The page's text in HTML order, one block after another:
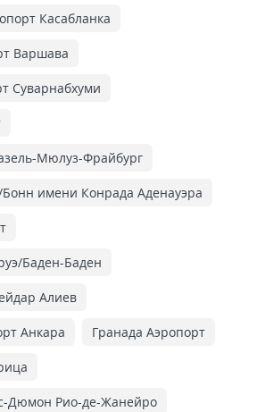
Касабланка
Варшава
Суварнабхуми
Мюлуз-Фрайбург
имени Конрада Аденауэра
Баден-Баден
Алиев
Анкара Гранада Аэропорт
Дюмон Рио-де-Жанейро